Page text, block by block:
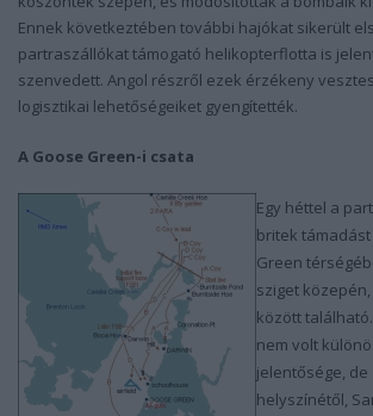
Ennek következtében további hajókat sikerült
partraszállókat támogató helikopterflotta is
szenvedett. Angol részről ezek érzékeny
logisztikai lehetőségeiket gyengítették.
A Goose Green-i csata
Egy héttel a
britek
Green
sziget
között
nem volt
jelentősége,
helyszínétől,